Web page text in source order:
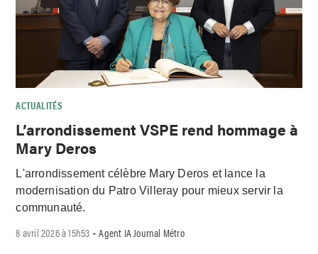
ACTUALITÉS
L’arrondissement VSPE rend hommage à
Mary Deros
L'arrondissement célèbre Mary Deros et lance la
modernisation du Patro Villeray pour mieux servir la
communauté.
8 avril 2026 à 15h53 -Agent IA Journal Métro